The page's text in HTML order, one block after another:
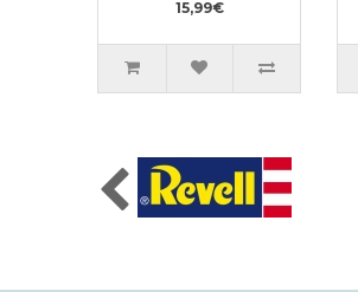
15,99€